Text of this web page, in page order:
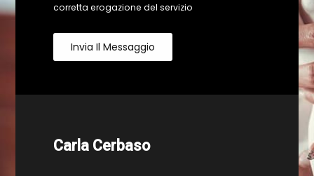
corretta erogazione del servizio
Invia Il Messaggio
Carla Cerbaso